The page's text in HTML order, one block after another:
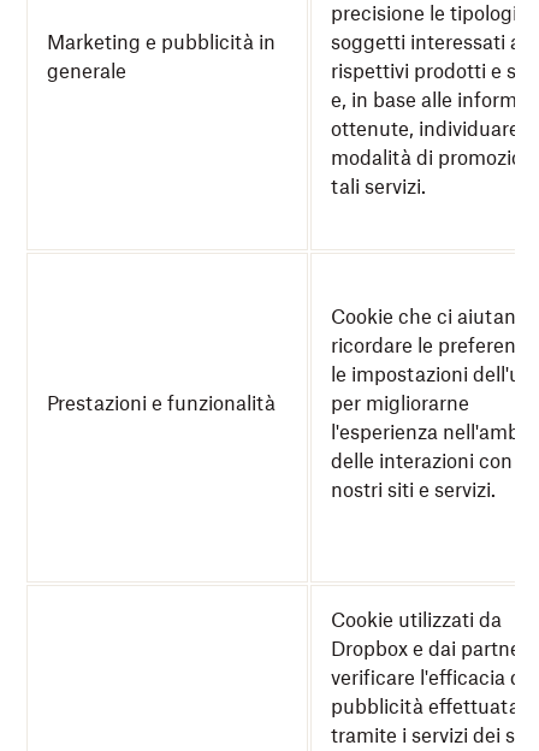
Marketing e pubblicità in
generale
precisione le tipologie
soggetti interessati ai
rispettivi prodotti e
e, in base alle
ottenute, individuare le
modalità di
tali servizi.
Prestazioni e funzionalità
Cookie che ci aiutano
ricordare le
le impostazioni
per migliorarne
l'esperienza
delle interazioni con i
nostri siti e servizi.
Cookie utilizzati da
Dropbox e dai partner
verificare l'efficacia
pubblicità effettuata
tramite i servizi dei